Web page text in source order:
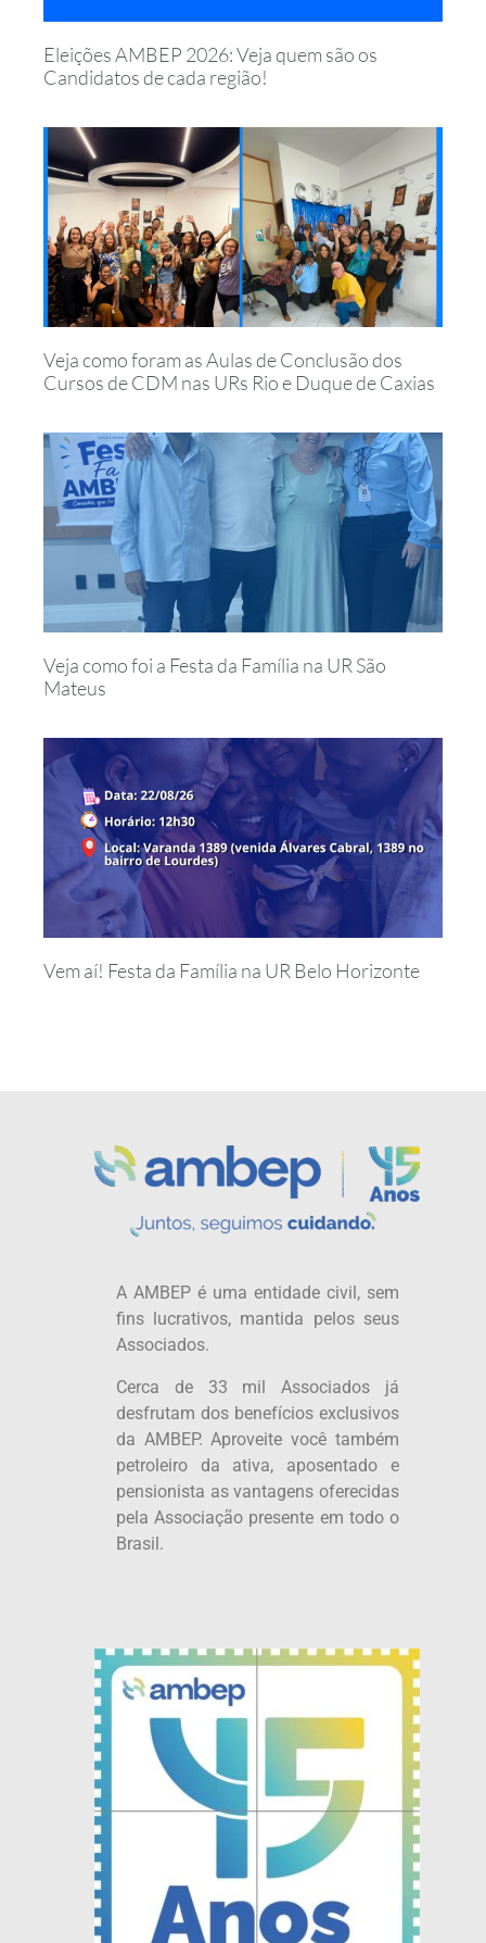
Eleições AMBEP 2026: Veja quem são os
Candidatos de cada região!
Veja como foram as Aulas de Conclusão dos
Cursos de CDM nas URs Rio e Duque de Caxias
Veja como foi a Festa da Família na UR São
Mateus
Vem aí! Festa da Família na UR Belo Horizonte
A AMBEP é uma entidade civil, sem
fins lucrativos, mantida pelos seus
Associados.
Cerca de 33 mil Associados já
desfrutam dos benefícios exclusivos
da AMBEP. Aproveite você também
petroleiro da ativa, aposentado e
pensionista as vantagens oferecidas
pela Associação presente em todo o
Brasil.